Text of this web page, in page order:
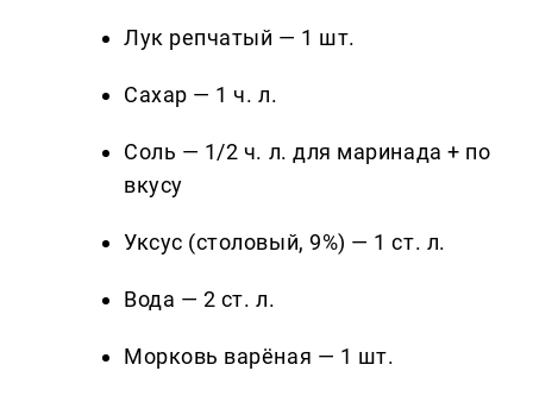
Лук репчатый — 1 шт.
Сахар — 1 ч. л.
Соль — 1/2 ч. л. для маринада + по
вкусу
Уксус (столовый, 9%) — 1 ст. л.
Вода — 2 ст. л.
Морковь варёная — 1 шт.